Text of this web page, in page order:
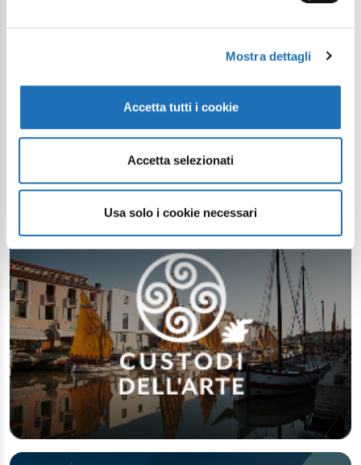
Mostra dettagli
Accetta tutti i cookie
Accetta selezionati
Usa solo i cookie necessari